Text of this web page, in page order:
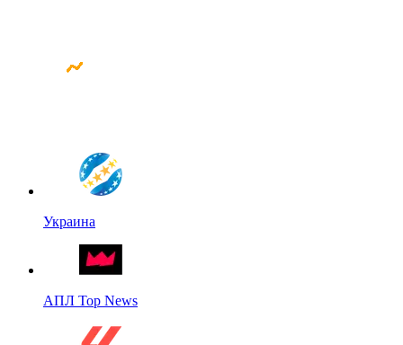
Украина
АПЛ Top News